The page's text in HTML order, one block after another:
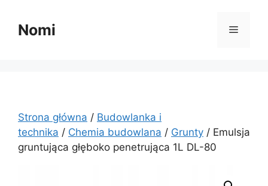
treściNomi Menu
Strona główna / Budowlanka i
technika / Chemia budowlana / Grunty / Emulsja
gruntująca głęboko penetrująca 1L DL-80